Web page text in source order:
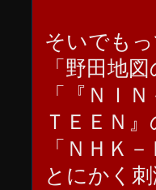
そいでも
「野田地
「『ＮＩ
ＴＥＥＮ』
「ＮＨＫ
とにかく